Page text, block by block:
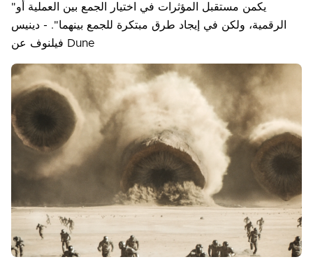
"يكمن مستقبل المؤثرات في اختيار الجمع بين العملية أو
الرقمية، ولكن في إيجاد طرق مبتكرة للجمع بينهما". - دينيس
فيلنوف عن Dune